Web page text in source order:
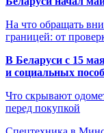
На что обращать
границей: от
В Беларуси с 15
и социальных
Что скрывают
перед покупкой